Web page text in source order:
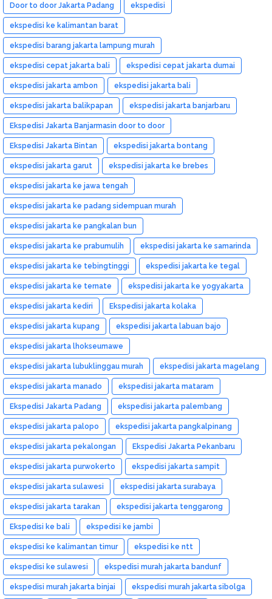
Door to door Jakarta Padang ekspedisi
ekspedisi ke kalimantan barat
ekspedisi barang jakarta lampung murah
ekspedisi cepat jakarta bali ekspedisi cepat jakarta dumai
ekspedisi jakarta ambon ekspedisi jakarta bali
ekspedisi jakarta balikpapan ekspedisi jakarta banjarbaru
Ekspedisi Jakarta Banjarmasin door to door
Ekspedisi Jakarta Bintan ekspedisi jakarta bontang
ekspedisi jakarta garut ekspedisi jakarta ke brebes
ekspedisi jakarta ke jawa tengah
ekspedisi jakarta ke padang sidempuan murah
ekspedisi jakarta ke pangkalan bun
ekspedisi jakarta ke prabumulih ekspedisi jakarta ke samarinda
ekspedisi jakarta ke tebingtinggi ekspedisi jakarta ke tegal
ekspedisi jakarta ke ternate ekspedisi jakarta ke yogyakarta
ekspedisi jakarta kediri Ekspedisi jakarta kolaka
ekspedisi jakarta kupang ekspedisi jakarta labuan bajo
ekspedisi jakarta lhokseumawe
ekspedisi jakarta lubuklinggau murah ekspedisi jakarta magelang
ekspedisi jakarta manado ekspedisi jakarta mataram
Ekspedisi Jakarta Padang ekspedisi jakarta palembang
ekspedisi jakarta palopo ekspedisi jakarta pangkalpinang
ekspedisi jakarta pekalongan Ekspedisi Jakarta Pekanbaru
ekspedisi jakarta purwokerto ekspedisi jakarta sampit
ekspedisi jakarta sulawesi ekspedisi jakarta surabaya
ekspedisi jakarta tarakan ekspedisi jakarta tenggarong
Ekspedisi ke bali ekspedisi ke jambi
ekspedisi ke kalimantan timur ekspedisi ke ntt
ekspedisi ke sulawesi ekspedisi murah jakarta bandunf
ekspedisi murah jakarta binjai ekspedisi murah jakarta sibolga